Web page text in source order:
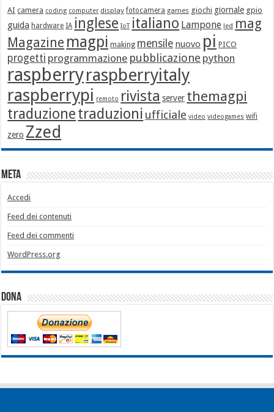
AI camera coding computer display fotocamera games giochi giornale gpio
guida hardware IA inglese IoT italiano Lampone led mag
Magazine magpi making mensile nuovo pi PICO
progetti programmazione pubblicazione python
raspberryraspberryitaly
raspberrypi remoto rivista server themagpi
traduzionetraduzioni ufficiale video videogames wifi
zero Zzed
Meta
Accedi
Feed dei contenuti
Feed dei commenti
WordPress.org
Dona